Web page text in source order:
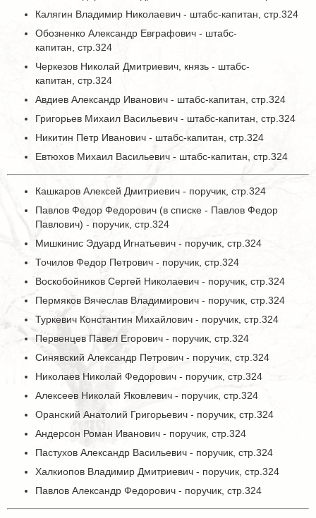
Калягин Владимир Николаевич - штабс-капитан, стр.324
Обозненко Александр Евграфович - штабс-
капитан, стр.324
Черкезов Николай Дмитриевич, князь - штабс-
капитан, стр.324
Авдиев Александр Иванович - штабс-капитан, стр.324
Григорьев Михаил Васильевич - штабс-капитан, стр.324
Никитин Петр Иванович - штабс-капитан, стр.324
Евтюхов Михаил Васильевич - штабс-капитан, стр.324
Кашкаров Алексей Дмитриевич - поручик, стр.324
Павлов Федор Федорович (в списке - Павлов Федор
Павлович) - поручик, стр.324
Мишкинис Эдуард Игнатьевич - поручик, стр.324
Точилов Федор Петрович - поручик, стр.324
Воскобойников Сергей Николаевич - поручик, стр.324
Пермяков Вячеслав Владимирович - поручик, стр.324
Туркевич Константин Михайлович - поручик, стр.324
Первенцев Павел Егорович - поручик, стр.324
Синявский Александр Петрович - поручик, стр.324
Николаев Николай Федорович - поручик, стр.324
Алексеев Николай Яковлевич - поручик, стр.324
Оранский Анатолий Григорьевич - поручик, стр.324
Андерсон Роман Иванович - поручик, стр.324
Пастухов Александр Васильевич - поручик, стр.324
Халкиопов Владимир Дмитриевич - поручик, стр.324
Павлов Александр Федорович - поручик, стр.324